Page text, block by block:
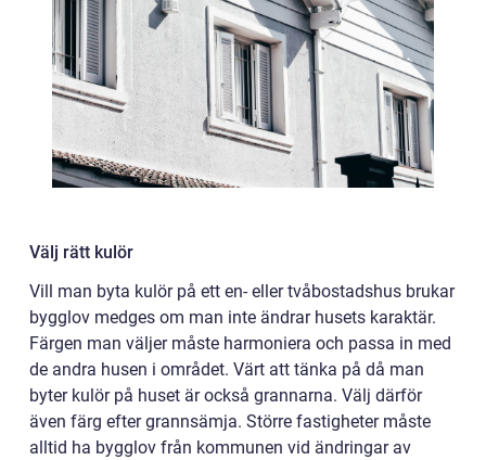
Välj rätt kulör
Vill man byta kulör på ett en- eller tvåbostadshus brukar
bygglov medges om man inte ändrar husets karaktär.
Färgen man väljer måste harmoniera och passa in med
de andra husen i området. Värt att tänka på då man
byter kulör på huset är också grannarna. Välj därför
även färg efter grannsämja. Större fastigheter måste
alltid ha bygglov från kommunen vid ändringar av